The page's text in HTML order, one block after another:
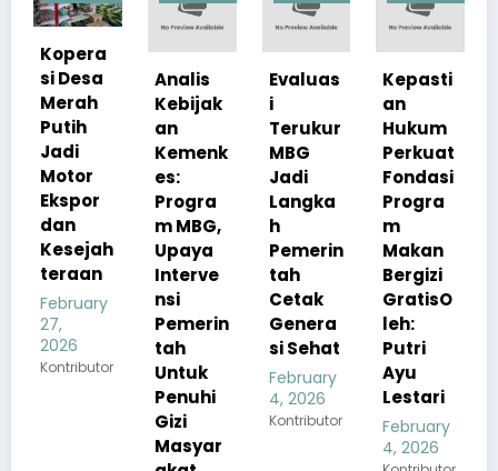
Analis
Kebijak
an
Kemenk
es:
Progra
m MBG,
Upaya
Interve
nsi
tah
Untuk
Evaluas
i
MBG
Jadi
Langka
h
Pemerin
tah
Cetak
Genera
si Sehat
February
4, 2026
Kontributor
Kepasti
Hukum
Perkuat
Fondasi
Progra
Makan
Bergizi
GratisO
leh:
Putri
Ayu
Lestari
February
Apresia
Pemerin
tah
Pastika
n
s Menu
MBG
Tetap
Sesuai
Standar
Gizi
February
4, 2026
Kontributor